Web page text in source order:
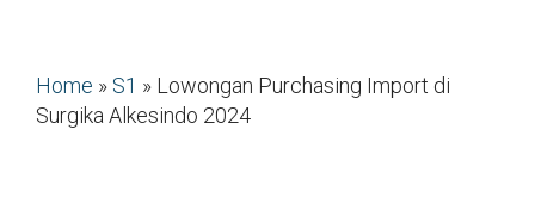
Home » S1 » Lowongan Purchasing Import di
Surgika Alkesindo 2024